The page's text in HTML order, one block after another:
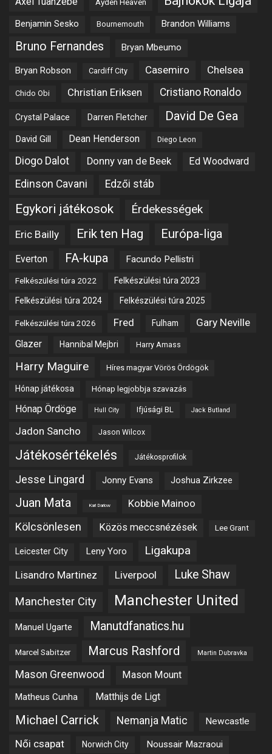
Benjamin Sesko Bournemouth Brandon Williams
Bruno Fernandes Bryan Mbeumo
Bryan Robson Cardiff City Casemiro Chelsea
Chido Obi Christian Eriksen Cristiano Ronaldo
Crystal Palace Darren Fletcher David De Gea
David Gill Dean Henderson Diego Leon
Diogo Dalot Donny van de Beek Ed Woodward
Edinson Cavani Edzői stáb
Egykori játékosok Érdekességek
Eric Bailly Erik ten Hag Európa-liga
Everton FA-kupa Facundo Pellistri
Felkészülési túra 2022 Felkészülési túra 2023
Felkészülési túra 2024 Felkészülési túra 2025
Felkészülési túra 2026 Fred Fulham Gary Neville
Glazer Hannibal Mejbri Harry Amass
Harry Maguire Híres magyar Vörös Ördögök
Hónap játékosa Hónap legjobbja szavazás
Hónap Ördöge Hull City Ifjúsági BL Jack Butland
Jadon Sancho Jason Wilcox
Játékosértékelés Játékosprofilok
Jesse Lingard Jonny Evans Joshua Zirkzee
Juan Mata Karl Darlow Kobbie Mainoo
Kölcsönlesen Közös meccsnézések Lee Grant
Leicester City Leny Yoro Ligakupa
Lisandro Martinez Liverpool Luke Shaw
Manchester City Manchester United
Manuel Ugarte Manutdfanatics.hu
Marcel Sabitzer Marcus Rashford Martin Dubravka
Mason Greenwood Mason Mount
Matheus Cunha Matthijs de Ligt
Michael Carrick Nemanja Matic Newcastle
Női csapat Norwich City Noussair Mazraoui